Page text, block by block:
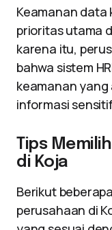
Keamanan data
prioritas utama
karena itu,
bahwa sistem
keamanan
informasi
Tips
di Koja
Berikut
perusahaan di